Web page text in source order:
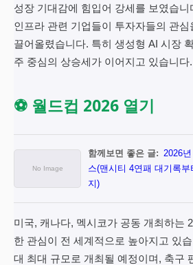
성장 기대감에 힘입어 강세를 보였습
인프라 관련 기업들이 투자자들의 관
끌어올렸습니다. 특히 생성형 AI 시장
주 중심의 상승세가 이어지고 있습니다.
⚽ 월드컵 2026 열기
함께보면 좋은 글: 2026
스(맨시티 4연패 대기록
지)
미국, 캐나다, 멕시코가 공동 개최하는
한 관심이 전 세계적으로 높아지고 있
대 최대 규모로 개최될 예정이며, 축구